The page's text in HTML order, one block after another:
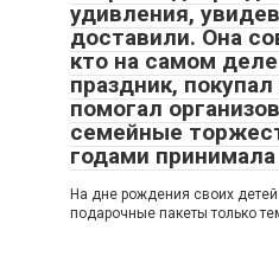
удивления,
доставили. Она
кто на самом
праздник,
помогал
семейные
годами
На дне рождения своих
подарочные пакеты только